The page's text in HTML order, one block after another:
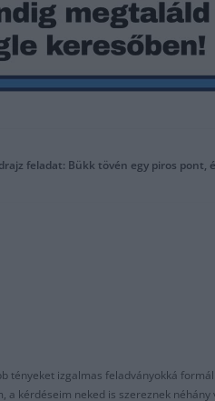
feladat: Bükk tövén egy piros pont,
tényeket izgalmas feladványokká
kérdéseim neked is szereznek